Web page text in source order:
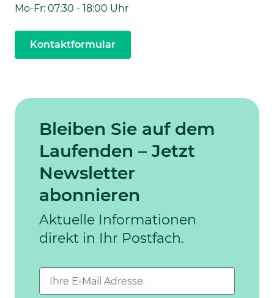
Mo-Fr: 07:30 - 18:00 Uhr
Kontaktformular
Bleiben Sie auf dem
Laufenden – Jetzt
Newsletter
abonnieren
Aktuelle Informationen
direkt in Ihr Postfach.